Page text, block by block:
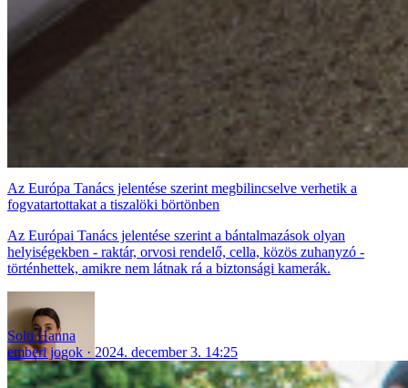
Az Európa Tanács jelentése szerint megbilincselve verhetik a
fogvatartottakat a tiszalöki börtönben
Az Európai Tanács jelentése szerint a bántalmazások olyan
helyiségekben - raktár, orvosi rendelő, cella, közös zuhanyzó -
történhettek, amikre nem látnak rá a biztonsági kamerák.
Solti Hanna
emberi jogok
2024. december 3. 14:25